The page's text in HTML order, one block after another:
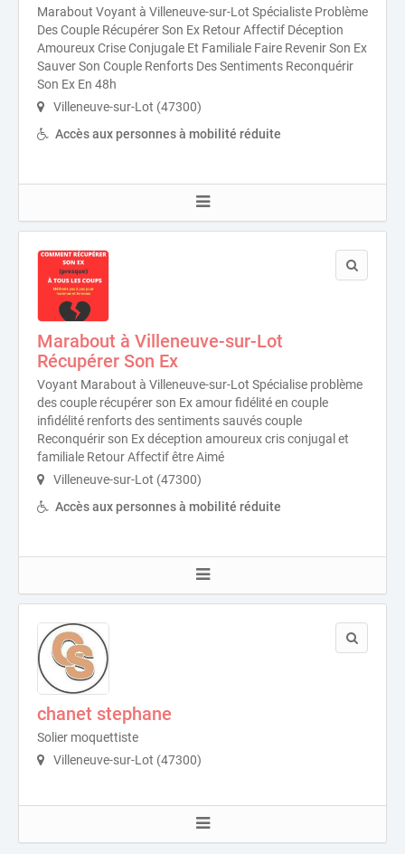
Marabout Voyant à Villeneuve-sur-Lot Spécialiste Problème
Des Couple Récupérer Son Ex Retour Affectif Déception
Amoureux Crise Conjugale Et Familiale Faire Revenir Son Ex
Sauver Son Couple Renforts Des Sentiments Reconquérir
Son Ex En 48h
Villeneuve-sur-Lot (47300)
Accès aux personnes à mobilité réduite
Marabout à Villeneuve-sur-Lot
Récupérer Son Ex
Voyant Marabout à Villeneuve-sur-Lot Spécialise problème
des couple récupérer son Ex amour fidélité en couple
infidélité renforts des sentiments sauvés couple
Reconquérir son Ex déception amoureux cris conjugal et
familiale Retour Affectif être Aimé
Villeneuve-sur-Lot (47300)
Accès aux personnes à mobilité réduite
chanet stephane
Solier moquettiste
Villeneuve-sur-Lot (47300)